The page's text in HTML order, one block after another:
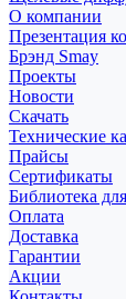
О компании
Презентация
Брэнд Smay
Проекты
Новости
Скачать
Технические
Прайсы
Сертификаты
Библиотека
Оплата
Доставка
Гарантии
Акции